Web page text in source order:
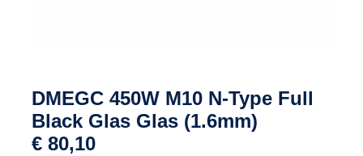
DMEGC 450W M10 N-Type Full
Black Glas Glas (1.6mm)
€ 80,10